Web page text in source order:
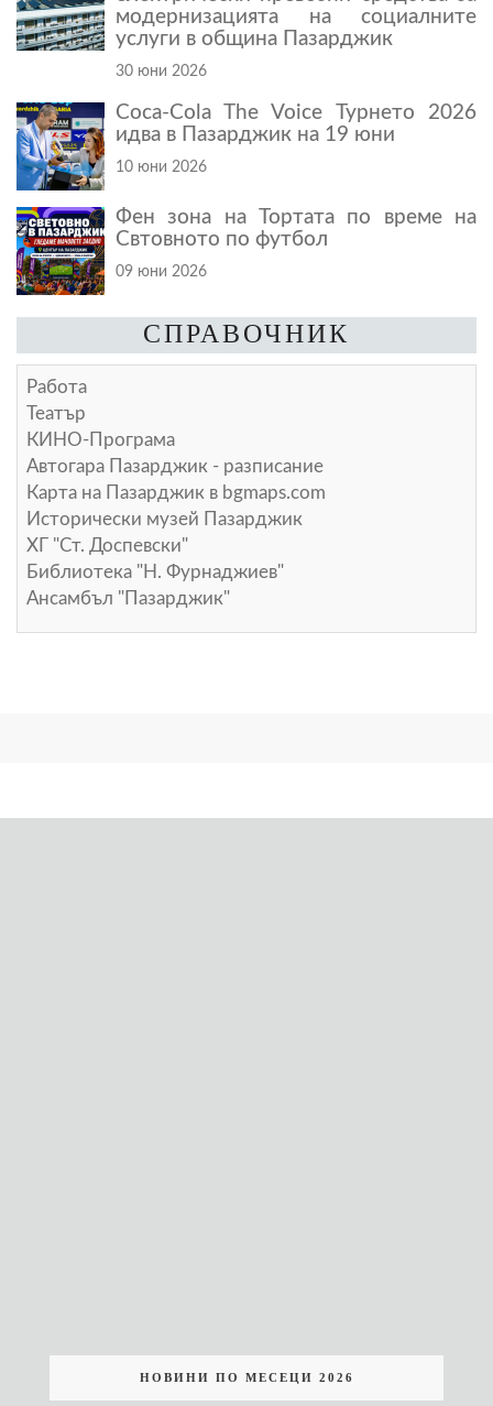
модернизацията на социалните
услуги в община Пазарджик
30 юни 2026
Coca-Cola The Voice Турнето 2026
идва в Пазарджик на 19 юни
10 юни 2026
Фен зона на Тортата по време на
Свтовното по футбол
09 юни 2026
СПРАВОЧНИК
Работа
Театър
КИНО-Програма
Автогара Пазарджик - разписание
Карта на Пазарджик в bgmaps.com
Исторически музей Пазарджик
ХГ "Ст. Доспевски"
Библиотека "Н. Фурнаджиев"
Ансамбъл "Пазарджик"
НОВИНИ ПО МЕСЕЦИ 2026